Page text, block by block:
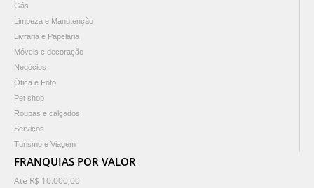
Gás
Limpeza e Manutenção
Livraria e Papelaria
Móveis e decoração
Negócios
Ótica e Foto
Pet shop
Roupas e calçados
Serviços
Turismo e Viagem
FRANQUIAS POR VALOR
Até R$ 10.000,00